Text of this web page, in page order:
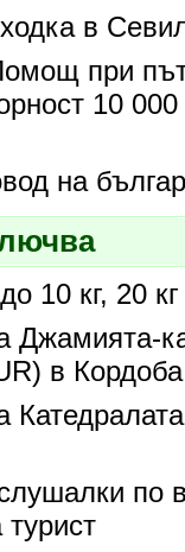
в
при
10
на
10 кг, 20
Джамията-
в Кордоба
по